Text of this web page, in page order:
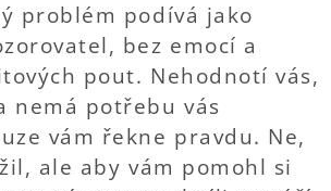
problém podívá jako
bez emocí a
pout. Nehodnotí vás,
nemá potřebu vás
vám řekne pravdu. Ne,
ale aby vám pomohl si